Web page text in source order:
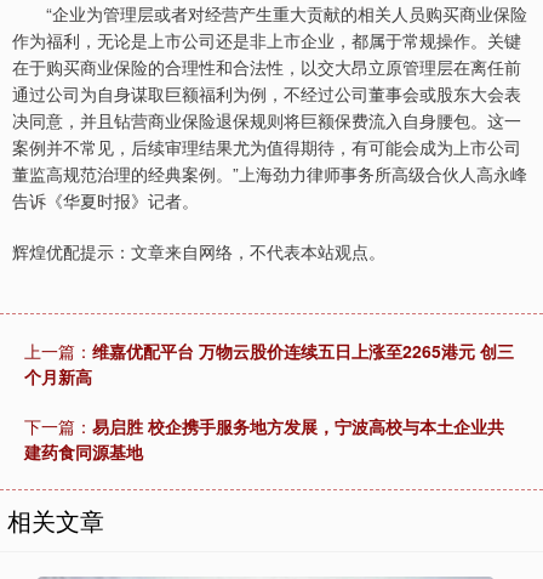
“企业为管理层或者对经营产生重大贡献的相关人员购买商业保险
作为福利，无论是上市公司还是非上市企业，都属于常规操作。关键
在于购买商业保险的合理性和合法性，以交大昂立原管理层在离任前
通过公司为自身谋取巨额福利为例，不经过公司董事会或股东大会表
决同意，并且钻营商业保险退保规则将巨额保费流入自身腰包。这一
案例并不常见，后续审理结果尤为值得期待，有可能会成为上市公司
董监高规范治理的经典案例。”上海劲力律师事务所高级合伙人高永峰
告诉《华夏时报》记者。
辉煌优配提示：文章来自网络，不代表本站观点。
上一篇： 维嘉优配平台 万物云股价连续五日上涨至2265港元 创三
个月新高
下一篇： 易启胜 校企携手服务地方发展，宁波高校与本土企业共
建药食同源基地
相关文章